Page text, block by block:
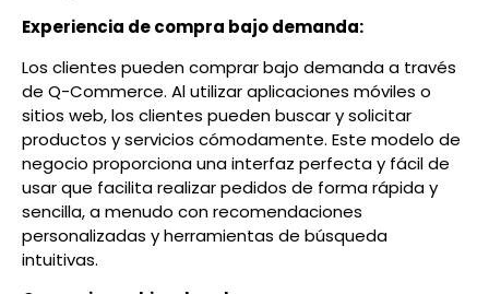
Experiencia de compra bajo demanda:
Los clientes pueden comprar bajo demanda a través
de Q-Commerce. Al utilizar aplicaciones móviles o
sitios web, los clientes pueden buscar y solicitar
productos y servicios cómodamente. Este modelo de
negocio proporciona una interfaz perfecta y fácil de
usar que facilita realizar pedidos de forma rápida y
sencilla, a menudo con recomendaciones
personalizadas y herramientas de búsqueda
intuitivas.